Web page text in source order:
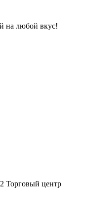
на любой вкус!
Торговый центр